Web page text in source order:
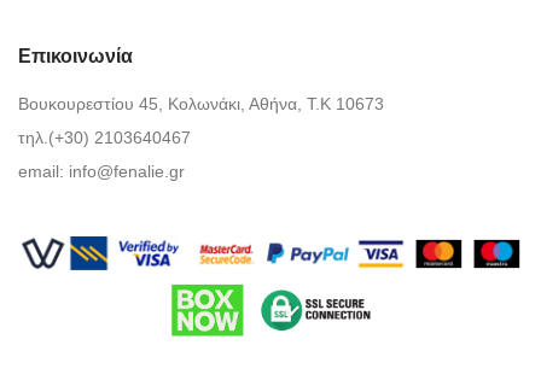
Επικοινωνία
Βουκουρεστίου 45, Κολωνάκι, Αθήνα, Τ.Κ 10673
τηλ.(+30) 2103640467
email: info@fenalie.gr